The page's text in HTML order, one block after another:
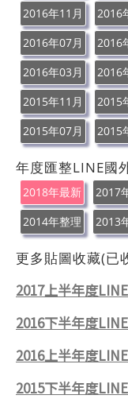
2016年11月
2016
2016年07月
2016
2016年03月
2016
2015年11月
2015
2015年07月
2015
年度匯整LINE國
2018年最新 2017
2014年整理
2013
更多貼圖收藏(已
2017上半年度
2016下半年度
2016上半年度
2015下半年度